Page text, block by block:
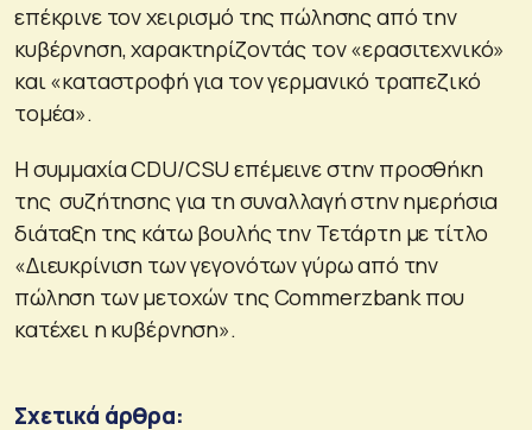
επέκρινε τον χειρισμό της πώλησης από την
κυβέρνηση, χαρακτηρίζοντάς τον «ερασιτεχνικό»
και «καταστροφή για τον γερμανικό τραπεζικό
τομέα».
Η συμμαχία CDU/CSU επέμεινε στην προσθήκη
της συζήτησης για τη συναλλαγή στην ημερήσια
διάταξη της κάτω βουλής την Τετάρτη με τίτλο
«Διευκρίνιση των γεγονότων γύρω από την
πώληση των μετοχών της Commerzbank που
κατέχει η κυβέρνηση».
Σχετικά άρθρα: